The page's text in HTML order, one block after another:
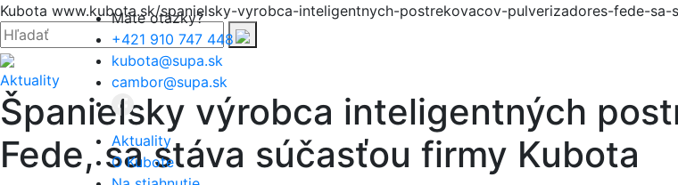
Hore
Kubota www.kubota.sk/spanielsky-vyrobca-inteligentnych-postrekovacov-pulverizadores-fede-
Zatvoriť
Hľadať: Hľadať
Máte otázky?
+421 910 747 448
kubota@supa.sk
cambor@supa.sk
Aktuality
O Kubote
Aktuality
Španielsky výrobca inteligentných
Fede, sa stáva súčasťou firmy Kubota